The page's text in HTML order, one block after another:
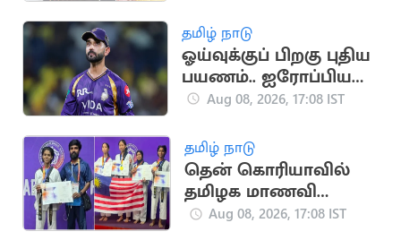
தமிழ் நாடு
ஓய்வுக்குப் பிறகு புதிய
பயணம்.. ஐரோப்பிய
டி20 லீக்கில்
Aug 08, 2026, 17:08 IST
தமிழ் நாடு
தென் கொரியாவில்
தமிழக மாணவி
அசத்தல்.. உலக
Aug 08, 2026, 17:08 IST